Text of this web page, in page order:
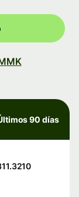
90 días